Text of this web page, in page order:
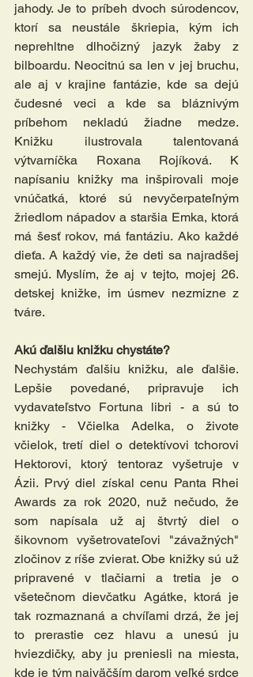
jahody. Je to príbeh dvoch súrodencov,
ktorí sa neustále škriepia, kým ich
neprehltne dlhočizný jazyk žaby z
bilboardu. Neocitnú sa len v jej bruchu,
ale aj v krajine fantázie, kde sa dejú
čudesné veci a kde sa bláznivým
príbehom nekladú žiadne medze.
Knižku ilustrovala talentovaná
výtvarníčka Roxana Rojíková. K
napísaniu knižky ma inšpirovali moje
vnúčatká, ktoré sú nevyčerpateľným
žriedlom nápadov a staršia Emka, ktorá
má šesť rokov, má fantáziu. Ako každé
dieťa. A každý vie, že deti sa najradšej
smejú. Myslím, že aj v tejto, mojej 26.
detskej knižke, im úsmev nezmizne z
tváre.
Akú ďalšiu knižku chystáte?
Nechystám ďalšiu knižku, ale ďalšie.
Lepšie povedané, pripravuje ich
vydavateľstvo Fortuna libri - a sú to
knižky - Včielka Adelka, o živote
včielok, tretí diel o detektívovi tchorovi
Hektorovi, ktorý tentoraz vyšetruje v
Ázii. Prvý diel získal cenu Panta Rhei
Awards za rok 2020, nuž nečudo, že
som napísala už aj štvrtý diel o
šikovnom vyšetrovateľovi "závažných"
zločinov z ríše zvierat. Obe knižky sú už
pripravené v tlačiarni a tretia je o
všetečnom dievčatku Agátke, ktorá je
tak rozmaznaná a chvíľami drzá, že jej
to prerastie cez hlavu a unesú ju
hviezdičky, aby ju preniesli na miesta,
kde je tým najväčším darom veľké srdce